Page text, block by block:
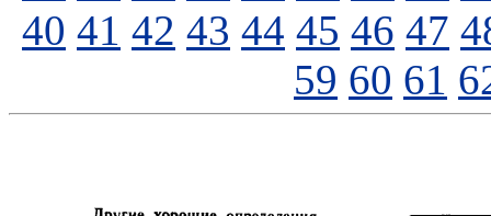
40 41 42 43 44 45 46 47
59 60 61